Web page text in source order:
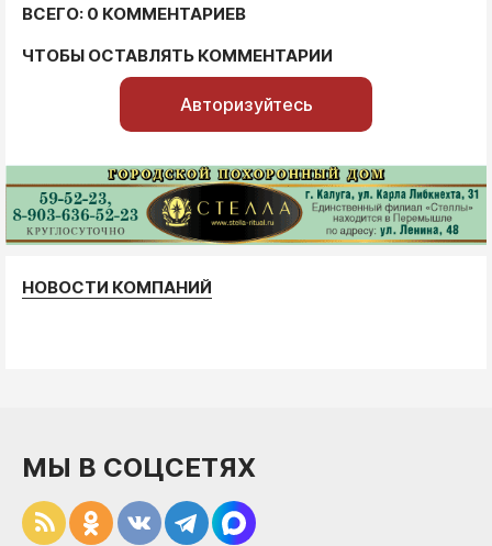
ВСЕГО: 0 КОММЕНТАРИЕВ
ЧТОБЫ ОСТАВЛЯТЬ КОММЕНТАРИИ
Авторизуйтесь
НОВОСТИ КОМПАНИЙ
МЫ В СОЦСЕТЯХ